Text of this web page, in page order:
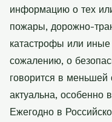
информацию о тех
пожары, дорожно-
катастрофы или иные
сожалению, о
говорится в меньшей
актуальна, особенно
Ежегодно в